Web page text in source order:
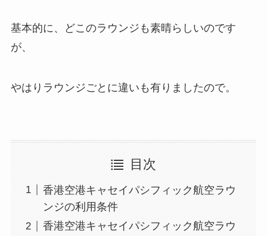
基本的に、どこのラウンジも素晴らしいのです
が、
やはりラウンジごとに違いも有りましたので。
目次
香港空港キャセイパシフィック航空ラウ
ンジの利用条件
香港空港キャセイパシフィック航空ラウ